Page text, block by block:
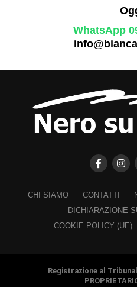
WhatsApp
CHI SIAMO CONTATTI
DICHIARAZIONE
COOKIE POLICY (UE)
Registrazione al